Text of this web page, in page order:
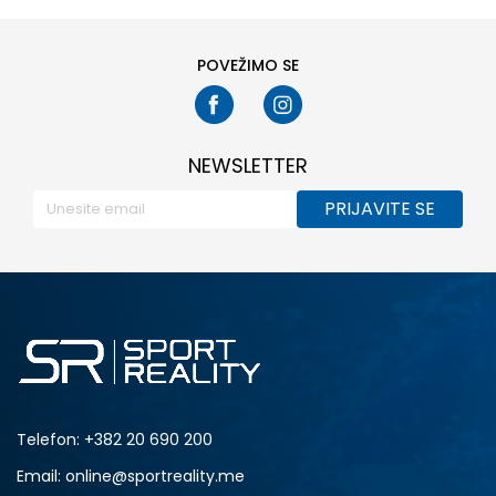
POVEŽIMO SE
NEWSLETTER
PRIJAVITE SE
Telefon: +382 20 690 200
Email: online@sportreality.me